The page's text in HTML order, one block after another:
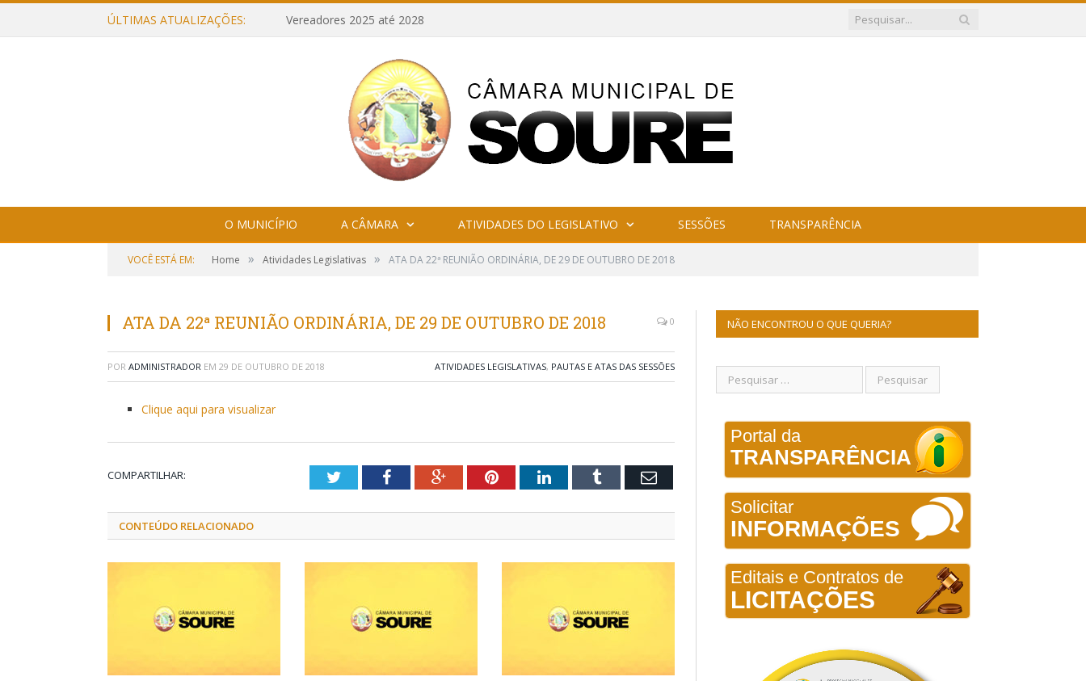
ÚLTIMAS ATUALIZAÇÕES: Vereadores 2025 até 2028
O MUNICÍPIO A CÂMARA ATIVIDADES DO LEGISLATIVO SESSÕES TRANSPARÊNCIA
VOCÊ ESTÁ EM: Home » Atividades Legislativas » ATA DA 22ª REUNIÃO ORDINÁRIA, DE 29 DE OUTUBRO DE 2018
ATA DA 22ª REUNIÃO ORDINÁRIA, DE 29 DE OUTUBRO DE 2018 0
POR ADMINISTRADOR EM 29 DE OUTUBRO DE 2018 ATIVIDADES LEGISLATIVAS, PAUTAS E ATAS DAS SESSÕES
Clique aqui para visualizar
COMPARTILHAR: TwitterFacebookGoogle+PinterestLinkedInTumblr Email
CONTEÚDO RELACIONADO
NÃO ENCONTROU O QUE QUERIA?
Portal da
TRANSPARÊNCIA
Solicitar
INFORMAÇÕES
Editais e Contratos de
LICITAÇÕES